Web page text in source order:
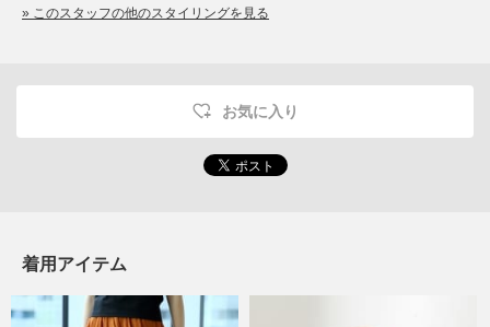
» このスタッフの他のスタイリングを見る
お気に入り
着用アイテム